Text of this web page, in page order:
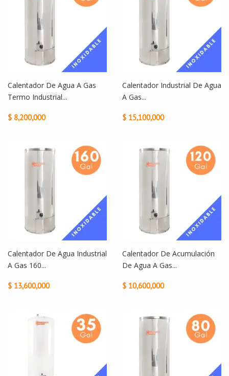
Calentador De Agua A Gas
Termo Industrial...
$ 8,200,000
Calentador Industrial De Agua
A Gas...
$ 15,100,000
Calentador De Agua Industrial
A Gas 160...
$ 13,600,000
Calentador De Acumulación
De Agua A Gas...
$ 10,600,000